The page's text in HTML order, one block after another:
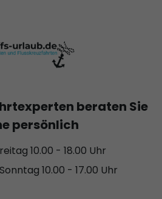
beraten Sie
persönlich
10.00 - 18.00 Uhr
10.00 - 17.00 Uhr